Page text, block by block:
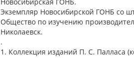
Экземпляр Новосибирской ГОНБ со
Общество по изучению
Николаевск.
.
1. Коллекция изданий П. С. Палласа